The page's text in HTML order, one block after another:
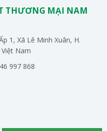
THƯƠNG MẠI NAM
1, Xã Lê Minh Xuân, H.
Nam
997 868